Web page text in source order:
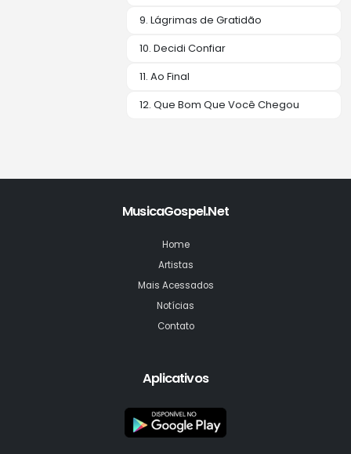
9. Lágrimas de Gratidão
10. Decidi Confiar
11. Ao Final
12. Que Bom Que Você Chegou
MusicaGospel.Net
Home
Artistas
Mais Acessados
Notícias
Contato
Aplicativos